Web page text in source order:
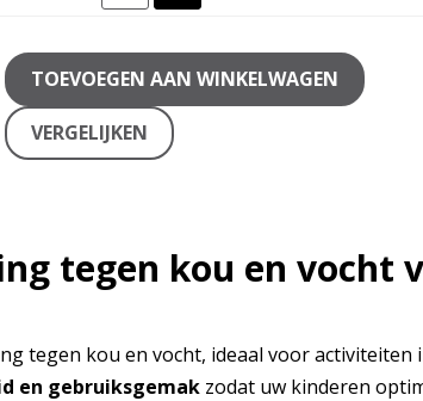
TOEVOEGEN AAN WINKELWAGEN
VERGELIJKEN
tegen kou en vocht
tegen kou en vocht, ideaal voor activiteiten
en gebruiksgemak zodat uw kinderen